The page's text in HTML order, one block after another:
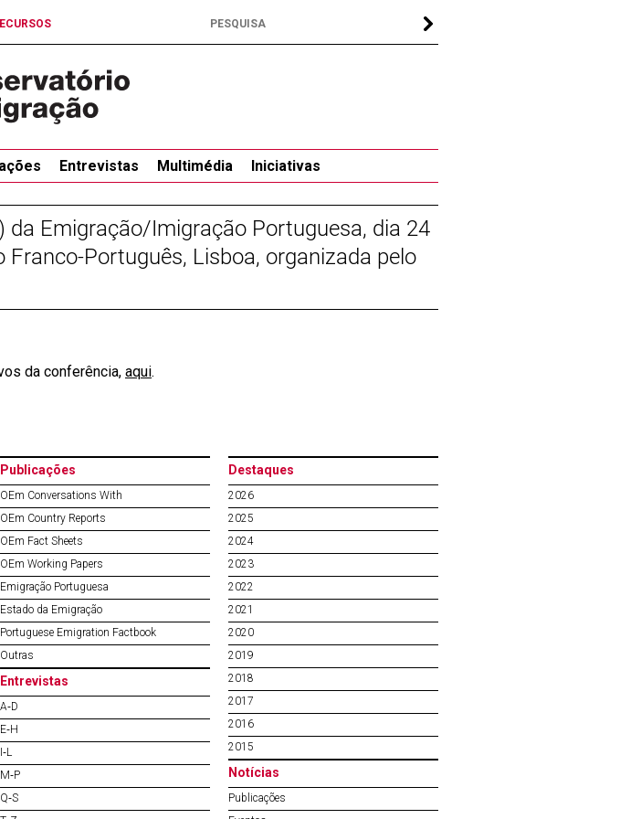
Entrevistas Multimédia Iniciativas
da Emigração/Imigração Portuguesa, dia 24
Franco-Português, Lisboa, organizada pelo
da conferência, aqui.
Publicações
OEm Conversations With
OEm Country Reports
OEm Fact Sheets
OEm Working Papers
Emigração Portuguesa
Estado da Emigração
Portuguese Emigration Factbook
Outras
Entrevistas
A‐D
E‐H
I‐L
M‐P
Q‐S
Destaques
2026
2025
2024
2023
2022
2021
2020
2019
2018
2017
2016
2015
Notícias
Publicações